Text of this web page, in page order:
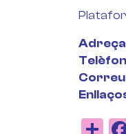
Adreça
Telèfon